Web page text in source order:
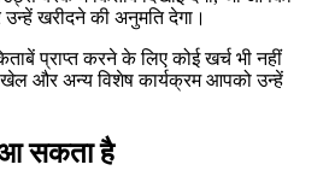
खरीदने की अनुमति देगा।
प्राप्त करने के लिए कोई खर्च भी नहीं
खेल और अन्य विशेष कार्यक्रम आपको उन्हें
सकता है